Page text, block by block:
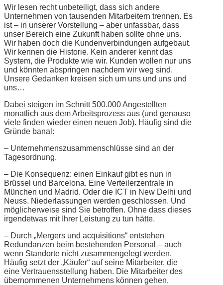
Wir lesen recht unbeteiligt, dass sich andere
Unternehmen von tausenden Mitarbeitern trennen. Es
ist – in unserer Vorstellung – aber unfassbar, dass
unser Bereich eine Zukunft haben sollte ohne uns.
Wir haben doch die Kundenverbindungen aufgebaut.
Wir kennen die Historie. Kein anderer kennt das
System, die Produkte wie wir. Kunden wollen nur uns
und könnten abspringen nachdem wir weg sind.
Unsere Gedanken kreisen sich um uns und uns und
uns…
Dabei steigen im Schnitt 500.000 Angestellten
monatlich aus dem Arbeitsprozess aus (und genauso
viele finden wieder einen neuen Job). Häufig sind die
Gründe banal:
– Unternehmenszusammenschlüsse sind an der
Tagesordnung.
– Die Konsequenz: einen Einkauf gibt es nun in
Brüssel und Barcelona. Eine Verteilerzentrale in
München und Madrid. Oder die ICT in New Delhi und
Neuss. Niederlassungen werden geschlossen. Und
möglicherweise sind Sie betroffen. Ohne dass dieses
irgendetwas mit Ihrer Leistung zu tun hätte.
– Durch „Mergers und acquisitions“ entstehen
Redundanzen beim bestehenden Personal – auch
wenn Standorte nicht zusammengelegt werden.
Häufig setzt der „Käufer“ auf seine Mitarbeiter, die
eine Vertrauensstellung haben. Die Mitarbeiter des
übernommenen Unternehmens können gehen.